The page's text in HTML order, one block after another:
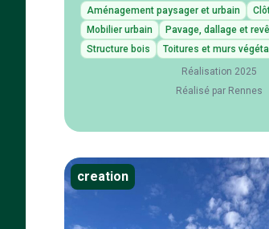
Aménagement paysager et urbain
Mobilier urbain
Pavage, dallage et
Structure bois
Toitures et murs
Réalisation 2025
Réalisé par Rennes
creation